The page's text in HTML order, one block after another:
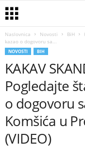
Naslovnica Novosti BiH
kazao o dogovoru sa...
NOVOSTI BIH
KAKAV
Pogledajte
o dogovoru
Komšića u
(VIDEO)